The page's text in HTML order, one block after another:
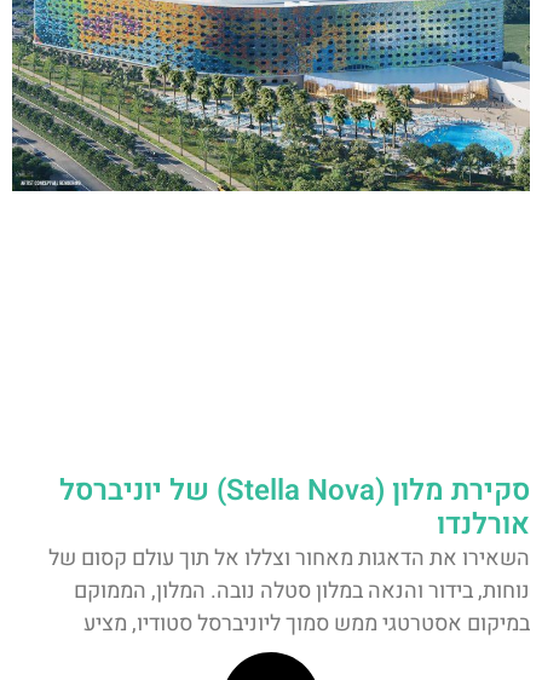
סקירת מלון (Stella Nova) של יוניברסל
אורלנדו
השאירו את הדאגות מאחור וצללו אל תוך עולם קסום של
נוחות, בידור והנאה במלון סטלה נובה. המלון, הממוקם
במיקום אסטרטגי ממש סמוך ליוניברסל סטודיו, מציע